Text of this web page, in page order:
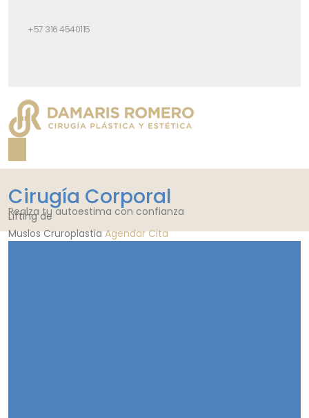
+57 316 4540115
Cirugía Corporal
Realza tu autoestima con confianza
Lifting de
Muslos Cruroplastia Agendar Cita